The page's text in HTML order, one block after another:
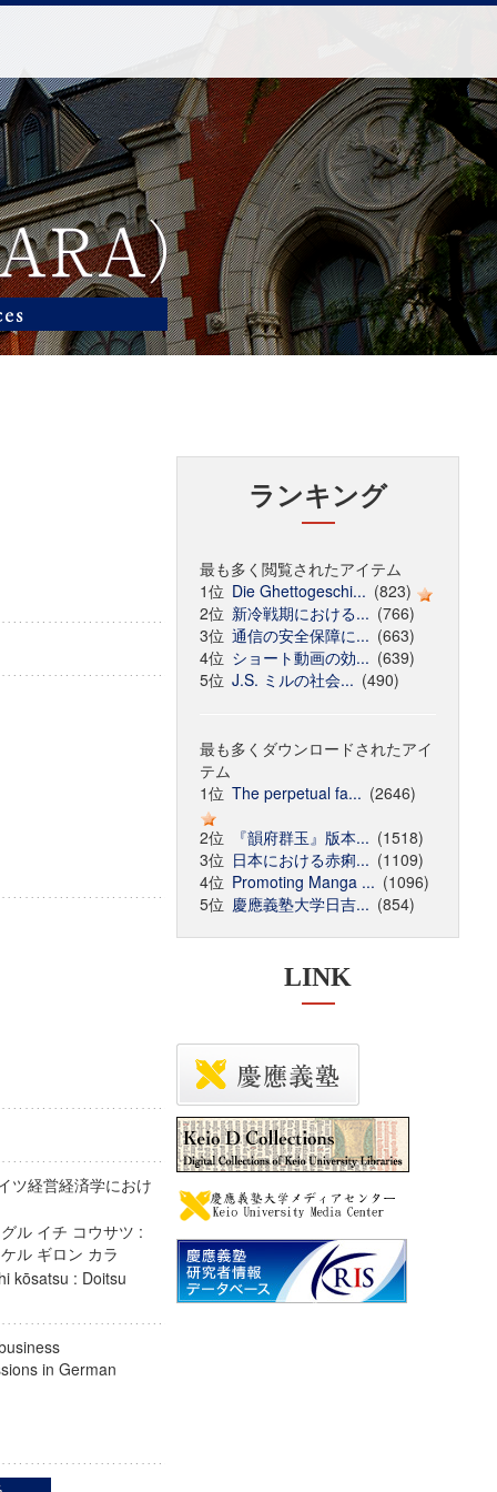
ツ経営経済学におけ
ル イチ コウサツ :
ケル ギロン カラ
kōsatsu : Doitsu
in German
ランキング
最も多く閲覧されたアイテム
1位 Die Ghettogeschi... (823)
2位 新冷戦期における... (766)
3位 通信の安全保障に... (663)
4位 ショート動画の効... (639)
5位 J.S. ミルの社会... (490)
最も多くダウンロードされたアイ
テム
1位 The perpetual fa... (2646)
2位
『韻府群玉』版本... (1518)
3位 日本における赤痢... (1109)
4位 Promoting Manga ... (1096)
5位 慶應義塾大学日吉... (854)
LINK